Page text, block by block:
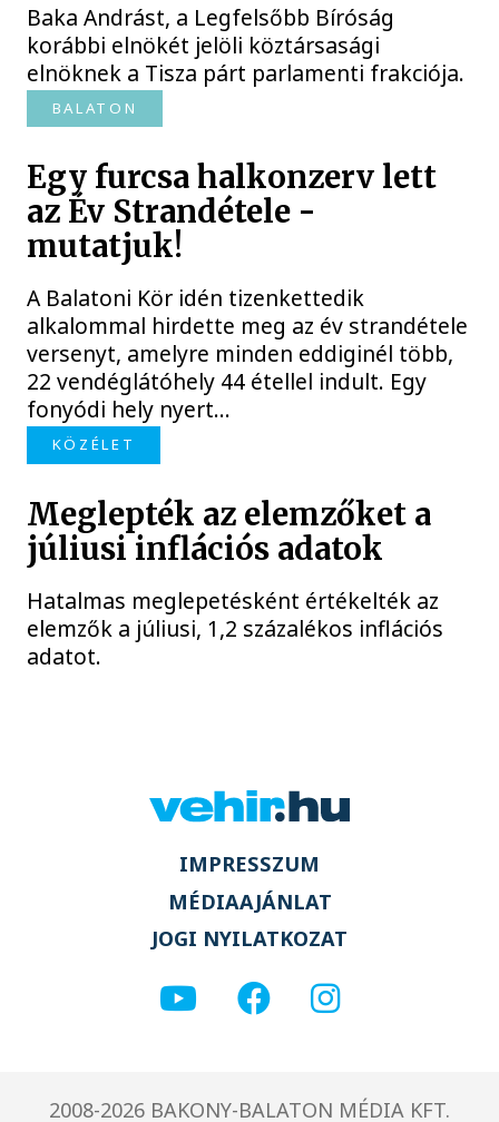
Baka Andrást, a Legfelsőbb Bíróság
korábbi elnökét jelöli köztársasági
elnöknek a Tisza párt parlamenti frakciója.
BALATON
Egy furcsa halkonzerv lett
az Év Strandétele -
mutatjuk!
A Balatoni Kör idén tizenkettedik
alkalommal hirdette meg az év strandétele
versenyt, amelyre minden eddiginél több,
22 vendéglátóhely 44 étellel indult. Egy
fonyódi hely nyert...
KÖZÉLET
Meglepték az elemzőket a
júliusi inflációs adatok
Hatalmas meglepetésként értékelték az
elemzők a júliusi, 1,2 százalékos inflációs
adatot.
IMPRESSZUM
MÉDIAAJÁNLAT
JOGI NYILATKOZAT
2008-2026 BAKONY-BALATON MÉDIA KFT.